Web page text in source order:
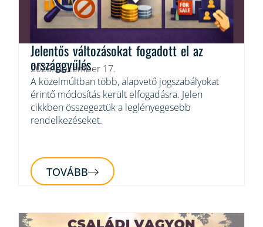
Jelentős változásokat fogadott el az
országgyűlés
2025. december 17.
A közelmúltban több, alapvető jogszabályokat
érintő módosítás került elfogadásra. Jelen
cikkben összegeztük a leglényegesebb
rendelkezéseket.
TOVÁBB